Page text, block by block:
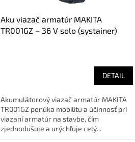
Aku viazač armatúr MAKITA
TR001GZ – 36 V solo (systainer)
DETAIL
Akumulátorový viazač armatúr MAKITA
TR001GZ ponúka mobilitu a účinnosť pri
viazaní armatúr na stavbe, čím
zjednodušuje a urýchľuje celý...